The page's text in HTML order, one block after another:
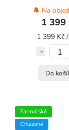
🔔 Na
1 399
1 399 Kč
Do
Farmářské
Chlazené